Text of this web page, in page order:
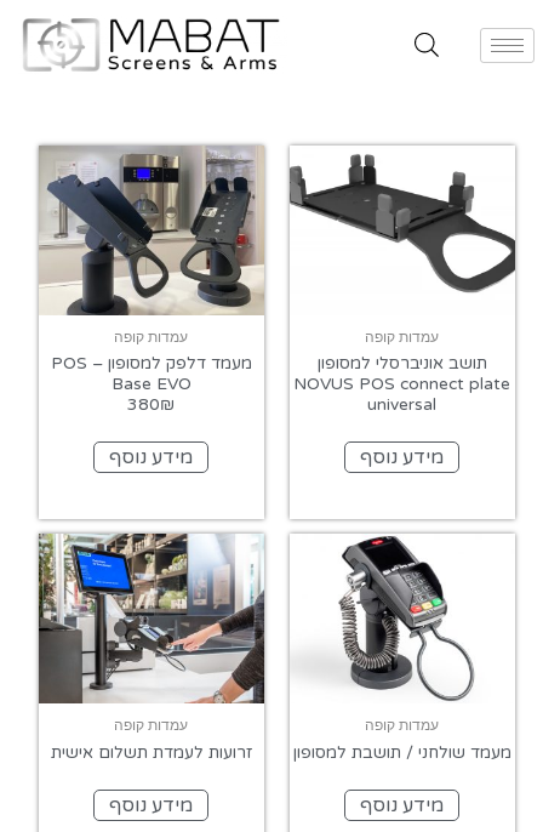
עמדות קופה
תושב אוניברסלי למסופון
NOVUS POS connect plate
universal
מידע נוסף
עמדות קופה
מעמד דלפק למסופון – POS
Base EVO
380₪
מידע נוסף
עמדות קופה
מעמד שולחני / תושבת למסופון
מידע נוסף
עמדות קופה
זרועות לעמדת תשלום אישית
מידע נוסף